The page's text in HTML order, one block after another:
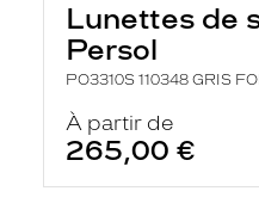
Lunettes de
Persol
PO3310S 110348 GRIS
À partir de
265,00 €